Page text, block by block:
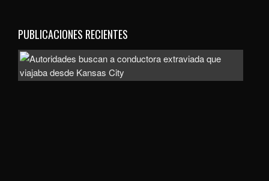
PUBLICACIONES RECIENTES